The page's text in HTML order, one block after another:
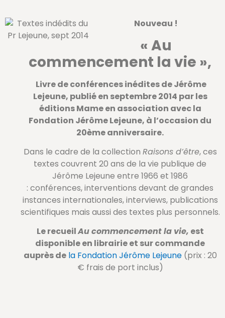
Nouveau !
« Au
commencement la vie »,
Livre de conférences inédites de Jérôme
Lejeune, publié en septembre 2014 par les
éditions Mame en association avec la
Fondation Jérôme Lejeune, à l’occasion du
20ème anniversaire.
Dans le cadre de la collection Raisons d’être, ces
textes couvrent 20 ans de la vie publique de
Jérôme Lejeune entre 1966 et 1986
: conférences, interventions devant de grandes
instances internationales, interviews, publications
scientifiques mais aussi des textes plus personnels.
Le recueilAu commencement la vie, est
disponible en librairie et sur commande
auprès de la Fondation Jérôme Lejeune (prix : 20
€ frais de port inclus)